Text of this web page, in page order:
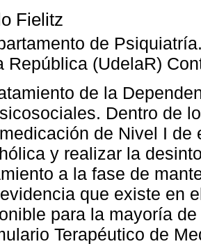
Fielitz
de
República (UdelaR)
de la
Dentro de
de Nivel I de
y realizar la
a la fase de
que existe en
para la mayoría
Terapéutico de